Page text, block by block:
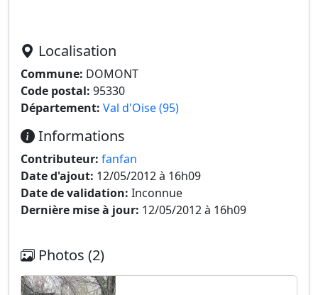
Localisation
Commune: DOMONT
Code postal: 95330
Département: Val d'Oise (95)
Informations
Contributeur: fanfan
Date d'ajout: 12/05/2012 à 16h09
Date de validation: Inconnue
Dernière mise à jour: 12/05/2012 à 16h09
Photos (2)